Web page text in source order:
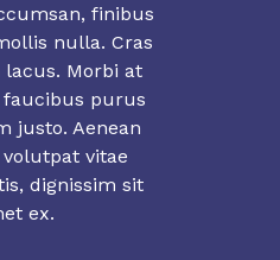
finibus
nulla. Cras
Morbi at
purus
justo. Aenean
vitae
dignissim sit
ex.